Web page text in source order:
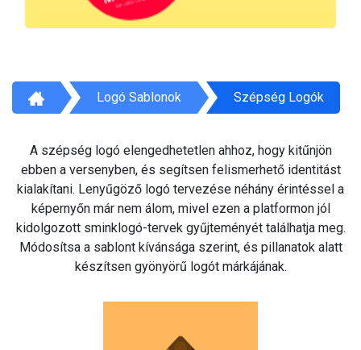
Logó Sablonok Szépség Logók
A szépség logó elengedhetetlen ahhoz, hogy kitűnjön
ebben a versenyben, és segítsen felismerhető identitást
kialakítani. Lenyűgöző logó tervezése néhány érintéssel a
képernyőn már nem álom, mivel ezen a platformon jól
kidolgozott sminklogó-tervek gyűjteményét találhatja meg.
Módosítsa a sablont kívánsága szerint, és pillanatok alatt
készítsen gyönyörű logót márkájának.